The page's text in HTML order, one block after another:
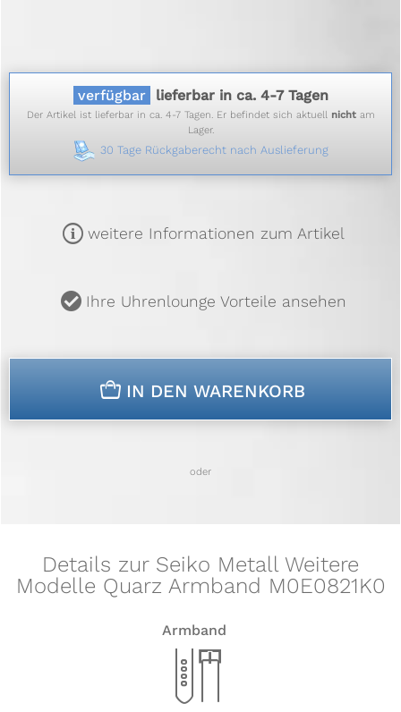
verfügbar lieferbar in ca. 4-7 Tagen
Der Artikel ist lieferbar in ca. 4-7 Tagen. Er befindet sich aktuell nichtam
Lager.
30 Tage Rückgaberecht nach Auslieferung
m weitere Informationen zum Artikel
u Ihre Uhrenlounge Vorteile ansehen
n IN DEN WARENKORB
oder
Details zur Seiko Metall Weitere
Modelle Quarz Armband M0E0821K0
Armband
x